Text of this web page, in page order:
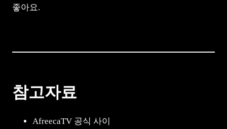
좋아요.
참고자료
AfreecaTV 공식 사이